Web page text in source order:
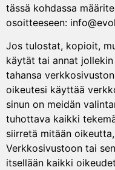
tässä kohdassa
osoitteeseen:
Jos tulostat, kopioit,
käytät tai annat
tahansa
oikeutesi käyttää
sinun on meidän
tuhottava kaikki
siirretä mitään
Verkkosivustoon tai
itsellään kaikki